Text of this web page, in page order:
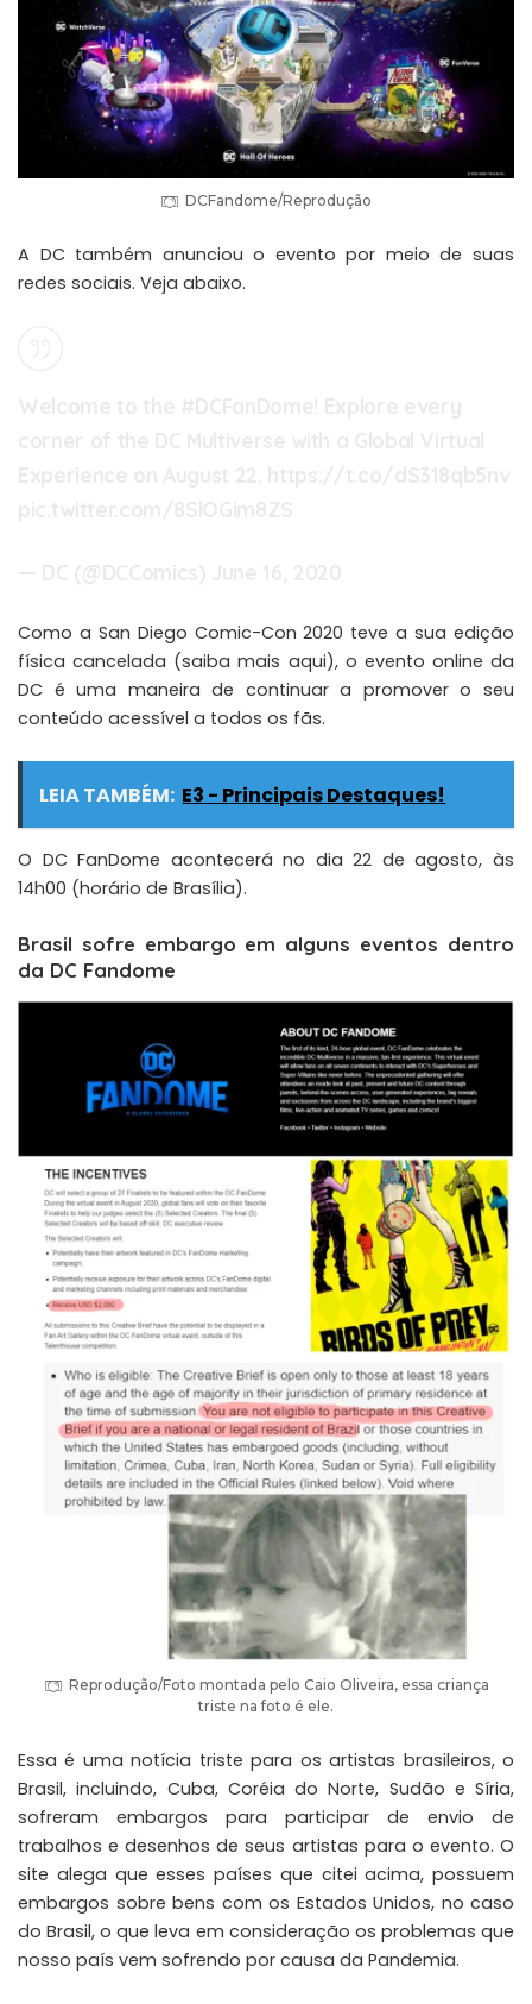
DCFandome/Reprodução
A DC também anunciou o evento por meio de suas
redes sociais. Veja abaixo.
Como a San Diego Comic-Con 2020 teve a sua edição
física cancelada (saiba mais aqui), o evento online da
DC é uma maneira de continuar a promover o seu
conteúdo acessível a todos os fãs.
LEIA TAMBÉM: E3 - Principais Destaques!
O DC FanDome acontecerá no dia 22 de agosto, às
14h00 (horário de Brasília).
Brasil sofre embargo em alguns eventos dentro
da DC Fandome
Reprodução/Foto montada pelo Caio Oliveira, essa criança
triste na foto é ele.
Essa é uma notícia triste para os artistas brasileiros, o
Brasil, incluindo, Cuba, Coréia do Norte, Sudão e Síria,
sofreram embargos para participar de envio de
trabalhos e desenhos de seus artistas para o evento. O
site alega que esses países que citei acima, possuem
embargos sobre bens com os Estados Unidos, no caso
do Brasil, o que leva em consideração os problemas que
nosso país vem sofrendo por causa da Pandemia.